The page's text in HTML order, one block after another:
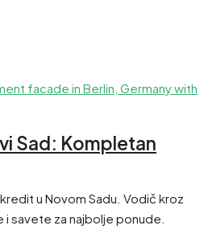
Sad: Kompletan
u Novom Sadu. Vodič kroz
savete za najbolje ponude.